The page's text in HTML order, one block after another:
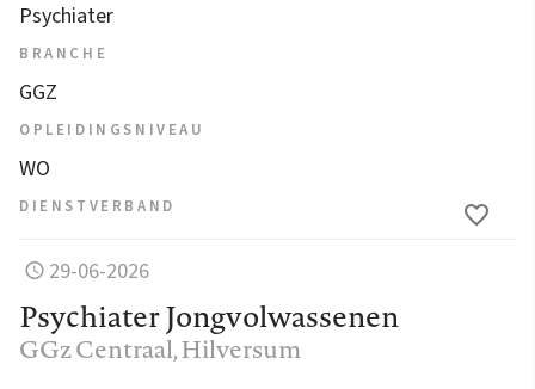
Psychiater
BRANCHE
GGZ
OPLEIDINGSNIVEAU
WO
DIENSTVERBAND
29-06-2026
Psychiater Jongvolwassenen
GGz Centraal, Hilversum